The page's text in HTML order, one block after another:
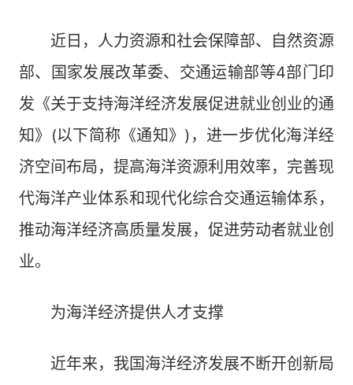
近日，人力资源和社会保障部、自然资源
部、国家发展改革委、交通运输部等4部门印
发《关于支持海洋经济发展促进就业创业的通
知》(以下简称《通知》)，进一步优化海洋经
济空间布局，提高海洋资源利用效率，完善现
代海洋产业体系和现代化综合交通运输体系，
推动海洋经济高质量发展，促进劳动者就业创
业。
为海洋经济提供人才支撑
近年来，我国海洋经济发展不断开创新局